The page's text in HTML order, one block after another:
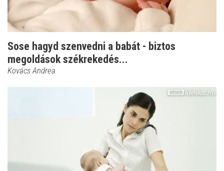
Sose hagyd szenvedni a babát - biztos
megoldások székrekedés...
Kovács Andrea